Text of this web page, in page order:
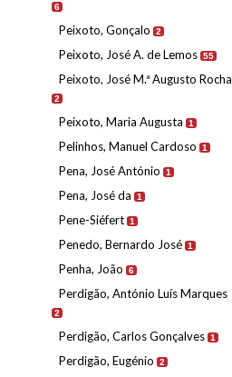
6
Peixoto, Gonçalo 2
Peixoto, José A. de Lemos 55
Peixoto, José M.ª Augusto Rocha
2
Peixoto, Maria Augusta 1
Pelinhos, Manuel Cardoso 1
Pena, José António 1
Pena, José da 1
Pene-Siéfert 1
Penedo, Bernardo José 1
Penha, João 6
Perdigão, António Luís Marques
2
Perdigão, Carlos Gonçalves 1
Perdigão, Eugénio 2